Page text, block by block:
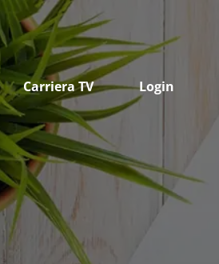
Carriera TV Login